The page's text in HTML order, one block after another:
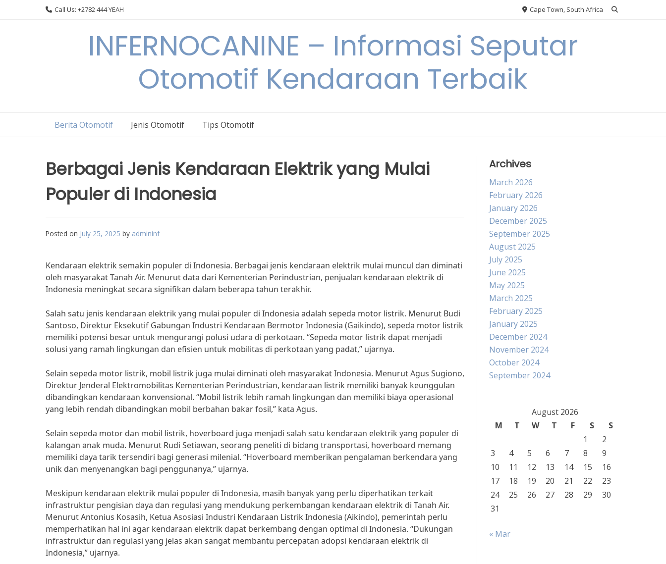
Call Us: +2782 444 YEAH Cape Town, South Africa
INFERNOCANINE – Informasi Seputar
Otomotif Kendaraan Terbaik
Berita Otomotif Jenis Otomotif Tips Otomotif
Berbagai Jenis Kendaraan Elektrik yang Mulai
Populer di Indonesia
Posted on July 25, 2025 by admininf
Kendaraan elektrik semakin populer di Indonesia. Berbagai jenis kendaraan elektrik mulai muncul dan diminati
oleh masyarakat Tanah Air. Menurut data dari Kementerian Perindustrian, penjualan kendaraan elektrik di
Indonesia meningkat secara signifikan dalam beberapa tahun terakhir.
Salah satu jenis kendaraan elektrik yang mulai populer di Indonesia adalah sepeda motor listrik. Menurut Budi
Santoso, Direktur Eksekutif Gabungan Industri Kendaraan Bermotor Indonesia (Gaikindo), sepeda motor listrik
memiliki potensi besar untuk mengurangi polusi udara di perkotaan. “Sepeda motor listrik dapat menjadi
solusi yang ramah lingkungan dan efisien untuk mobilitas di perkotaan yang padat,” ujarnya.
Selain sepeda motor listrik, mobil listrik juga mulai diminati oleh masyarakat Indonesia. Menurut Agus Sugiono,
Direktur Jenderal Elektromobilitas Kementerian Perindustrian, kendaraan listrik memiliki banyak keunggulan
dibandingkan kendaraan konvensional. “Mobil listrik lebih ramah lingkungan dan memiliki biaya operasional
yang lebih rendah dibandingkan mobil berbahan bakar fosil,” kata Agus.
Selain sepeda motor dan mobil listrik, hoverboard juga menjadi salah satu kendaraan elektrik yang populer di
kalangan anak muda. Menurut Rudi Setiawan, seorang peneliti di bidang transportasi, hoverboard memang
memiliki daya tarik tersendiri bagi generasi milenial. “Hoverboard memberikan pengalaman berkendara yang
unik dan menyenangkan bagi penggunanya,” ujarnya.
Meskipun kendaraan elektrik mulai populer di Indonesia, masih banyak yang perlu diperhatikan terkait
infrastruktur pengisian daya dan regulasi yang mendukung perkembangan kendaraan elektrik di Tanah Air.
Menurut Antonius Kosasih, Ketua Asosiasi Industri Kendaraan Listrik Indonesia (Aikindo), pemerintah perlu
memperhatikan hal ini agar kendaraan elektrik dapat berkembang dengan optimal di Indonesia. “Dukungan
infrastruktur dan regulasi yang jelas akan sangat membantu percepatan adopsi kendaraan elektrik di
Indonesia,” ujarnya.
Archives
March 2026
February 2026
January 2026
December 2025
September 2025
August 2025
July 2025
June 2025
May 2025
March 2025
February 2025
January 2025
December 2024
November 2024
October 2024
September 2024
August 2026
M
T W T F S
S
1
2
3
4 5 6 7 8
9
10
11 12 13 14 15
16
17
18 19 20 21 22
23
24
25 26 27 28 29
30
31
« Mar